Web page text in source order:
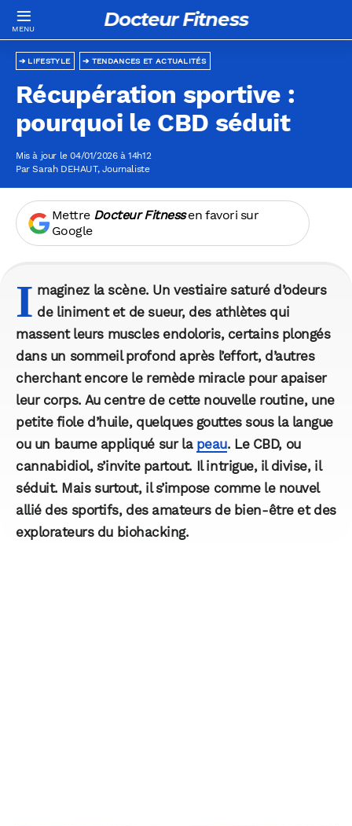
Docteur Fitness
TENDANCES ET ACTUALITÉS
LIFESTYLE
Récupération sportive :
pourquoi le CBD séduit
Mis à jour le 04/01/2026 à 14h12
ParSarah DEHAUT, Journaliste
Mettre Docteur Fitnessen favori sur
Google
I maginez la scène. Un vestiaire saturé d’odeurs
de liniment et de sueur, des athlètes qui
massent leurs muscles endoloris, certains plongés
dans un sommeil profond après l’effort, d’autres
cherchant encore le remède miracle pour apaiser
leur corps. Au centre de cette nouvelle routine, une
petite fiole d’huile, quelques gouttes sous la langue
ou un baume appliqué sur la peau. Le CBD, ou
cannabidiol, s’invite partout. Il intrigue, il divise, il
séduit. Mais surtout, il s’impose comme le nouvel
allié des sportifs, des amateurs de bien-être et des
explorateurs du biohacking.